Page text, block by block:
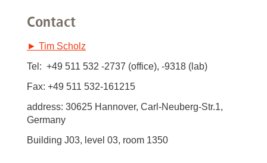
Contact
► Tim Scholz
Tel: +49 511 532 -2737 (office), -9318 (lab)
Fax: +49 511 532-161215
address: 30625 Hannover, Carl-Neuberg-Str.1,
Germany
Building J03, level 03, room 1350